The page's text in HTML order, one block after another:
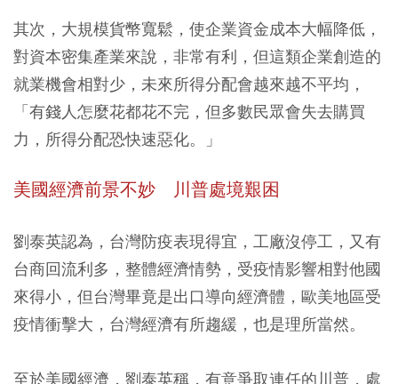
其次，大規模貨幣寬鬆，使企業資金成本大幅降低，
對資本密集產業來說，非常有利，但這類企業創造的
就業機會相對少，未來所得分配會越來越不平均，
「有錢人怎麼花都花不完，但多數民眾會失去購買
力，所得分配恐快速惡化。」
美國經濟前景不妙 川普處境艱困
劉泰英認為，台灣防疫表現得宜，工廠沒停工，又有
台商回流利多，整體經濟情勢，受疫情影響相對他國
來得小，但台灣畢竟是出口導向經濟體，歐美地區受
疫情衝擊大，台灣經濟有所趨緩，也是理所當然。
至於美國經濟，劉泰英稱，有意爭取連任的川普，處